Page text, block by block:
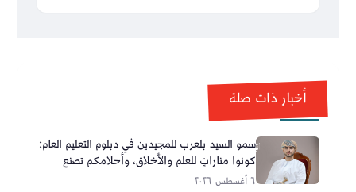
أخبار ذات صلة
سمو السيد بلعرب للمجيدين في دبلوم التعليم العام:
كونوا مناراتٍ للعلم والأخلاق، وأحلامكم تصنع
مستقبل عُمان
٦ أغسطس ٢٠٢٦